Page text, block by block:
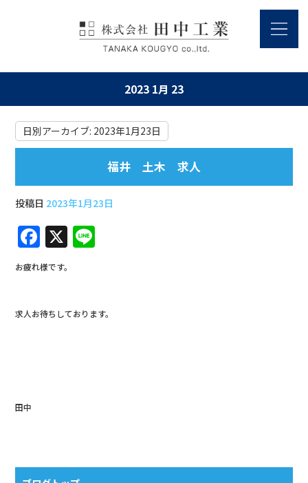
2023 1月 23
日別アーカイブ: 2023年1月23日
福井 土木 求人
投稿日 2023年1月23日
F
a
c
e
b
X
お疲れ様です。
求人お待ちしております。
田中